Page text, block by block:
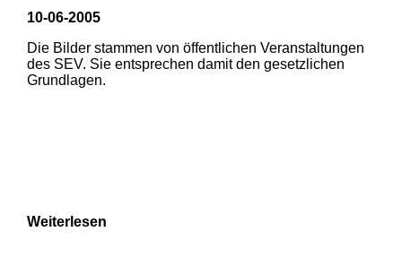
1 2
10-06-2005
Die Bilder stammen von öffentlichen Veranstaltungen
des SEV. Sie entsprechen damit den gesetzlichen
Grundlagen.
Weiterlesen